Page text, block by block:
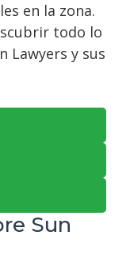
en la zona.
todo lo
Lawyers y sus
Sun